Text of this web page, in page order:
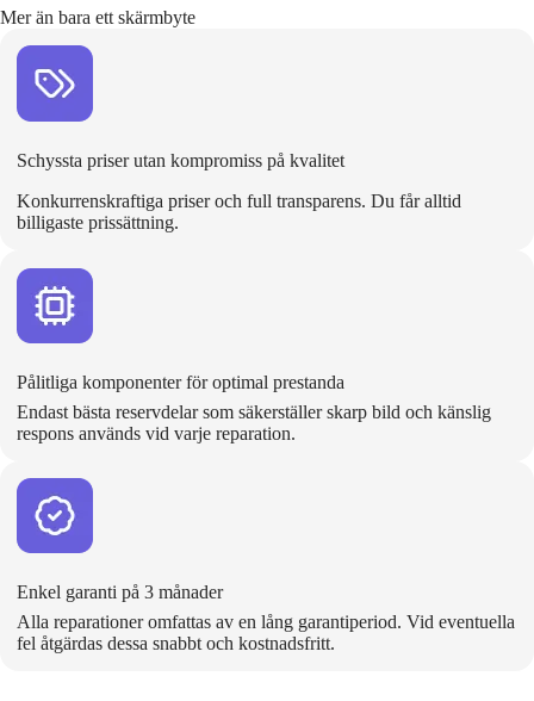
Mer än bara ett skärmbyte
Schyssta priser utan kompromiss på kvalitet
Konkurrenskraftiga priser och full transparens. Du får alltid
billigaste prissättning.
Pålitliga komponenter för optimal prestanda
Endast bästa reservdelar som säkerställer skarp bild och känslig
respons används vid varje reparation.
Enkel garanti på 3 månader
Alla reparationer omfattas av en lång garantiperiod. Vid eventuella
fel åtgärdas dessa snabbt och kostnadsfritt.